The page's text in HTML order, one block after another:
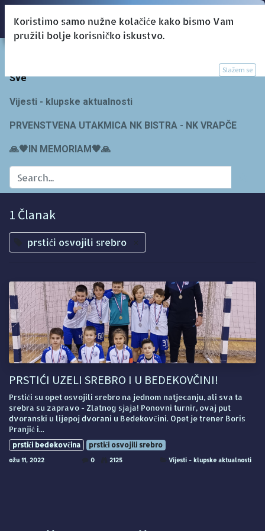
Sve
Vijesti - klupske aktualnosti
PRVENSTVENA UTAKMICA NK BISTRA - NK VRAPČE
🙏🖤IN MEMORIAM🖤🙏
1 Članak
prstići osvojili srebro ×
PRSTIĆI UZELI SREBRO I U BEDEKOVČINI!
Prstići su opet osvojili srebro na jednom natjecanju, ali sva ta
srebra su zapravo - Zlatnog sjaja! Ponovni turnir, ovaj put
dvoranski u lijepoj dvorani u Bedekovčini. Opet je trener Boris
Pranjić i...
prstići bedekovčina prstići osvojili srebro
ožu 11, 2022 0 2125 Vijesti - klupske aktualnosti
Koristimo samo nužne kolačiće kako bismo Vam
pružili bolje korisničko iskustvo.
Slažem se